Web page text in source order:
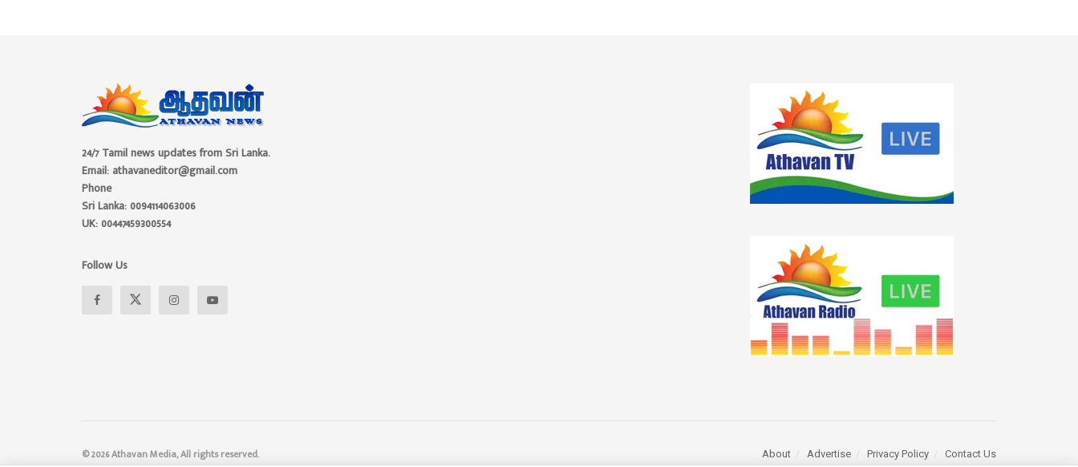
24/7 Tamil news updates from Sri Lanka.
Email: athavaneditor@gmail.com
Phone
Sri Lanka: 0094114063006
UK: 00447459300554
Follow Us
About Advertise Privacy Policy Contact Us
© 2026 Athavan Media, All rights reserved.